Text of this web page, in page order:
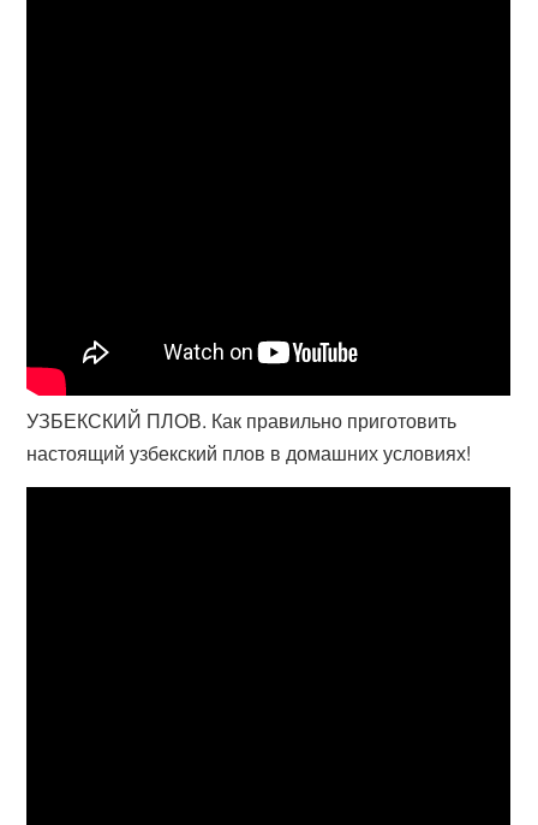
УЗБЕКСКИЙ ПЛОВ. Как правильно приготовить
настоящий узбекский плов в домашних условиях!